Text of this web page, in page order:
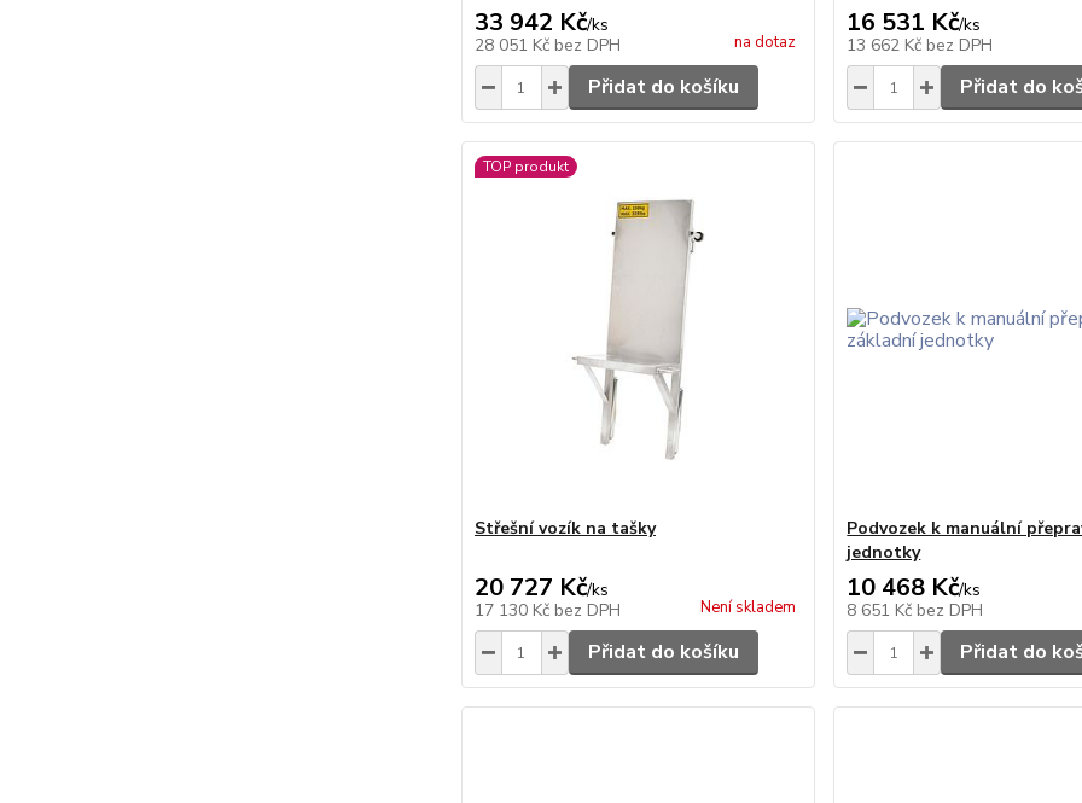
33 942 Kč/ks
28 051 Kč bez DPH na dotaz
Přidat do košíku
16 531 Kč/ks
13 662 Kč bez DPH
Přidat do
TOP produkt
Střešní vozík na tašky
20 727 Kč/ks
17 130 Kč bez DPH Není skladem
Přidat do košíku
Podvozek k manuální
jednotky
10 468 Kč/ks
8 651 Kč bez DPH
Přidat do